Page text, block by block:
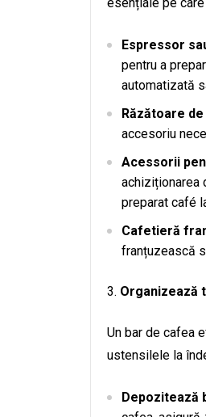
Espressor
pentru a
automatizată
Răzătoare
accesoriu
Acessorii
achiziționarea
preparat café
Cafetieră
franțuzească
Organizează
Un bar de cafea
ustensilele la
Depozitează